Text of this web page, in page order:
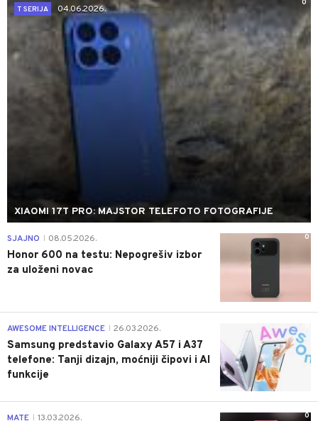
0
T SERIJA
04.06.2026.
XIAOMI 17T PRO: MAJSTOR TELEFOTO FOTOGRAFIJE
0
SJAJNO 08.05.2026.
Honor 600 na testu: Nepogrešiv izbor
za uloženi novac
AWESOME INTELLIGENCE 26.03.2026.
Samsung predstavio Galaxy A57 i A37
telefone: Tanji dizajn, moćniji čipovi i AI
funkcije
0
MATE 13.03.2026.